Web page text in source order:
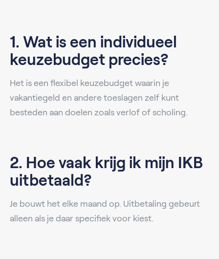
1. Wat is een individueel
keuzebudget precies?
Het is een flexibel keuzebudget waarin je
vakantiegeld en andere toeslagen zelf kunt
besteden aan doelen zoals verlof of scholing.
2. Hoe vaak krijg ik mijn IKB
uitbetaald?
Je bouwt het elke maand op. Uitbetaling gebeurt
alleen als je daar specifiek voor kiest.